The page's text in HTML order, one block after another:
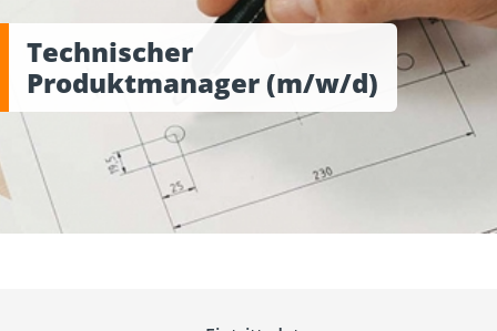
Technischer
Produktmanager (m/w/d)